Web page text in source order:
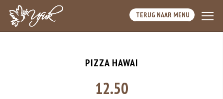
TERUG NAAR MENU
PIZZA HAWAI
12.50